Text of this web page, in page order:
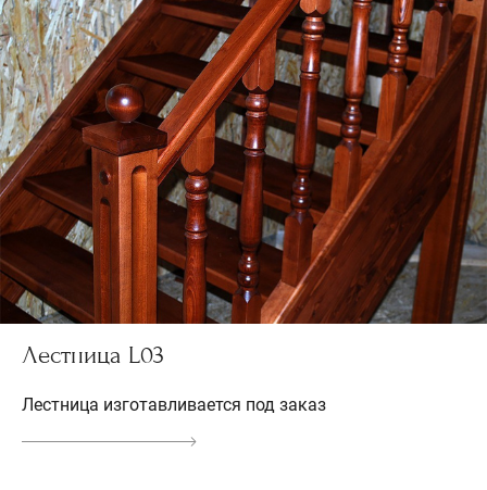
Лестница L03
Лестница изготавливается под заказ